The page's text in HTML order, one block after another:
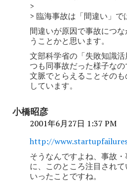
>
> 臨海事故は「間違い」で
間違いが原因で事故につ
うことかと思います。
文部科学省の「失敗知識
つも同事故だった様子な
文脈でとらえることその
しています。
小橋昭彦
2001年6月27日 1:37 PM
http://
そうなんですよね、事故
に、このところ注目され
いったことですね。